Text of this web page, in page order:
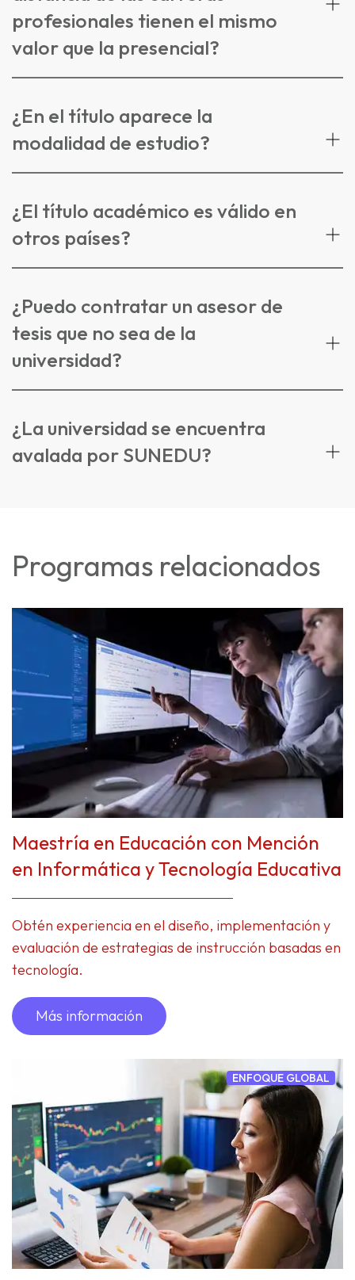
profesionales tienen el mismo
valor que la presencial?
¿En el título aparece la
modalidad de estudio?
¿El título académico es válido en
otros países?
¿Puedo contratar un asesor de
tesis que no sea de la
universidad?
¿La universidad se encuentra
avalada por SUNEDU?
Programas relacionados
Maestría en Educación con Mención
en Informática y Tecnología Educativa
Obtén experiencia en el diseño, implementación y
evaluación de estrategias de instrucción basadas en
tecnología.
Más información
ENFOQUE GLOBAL